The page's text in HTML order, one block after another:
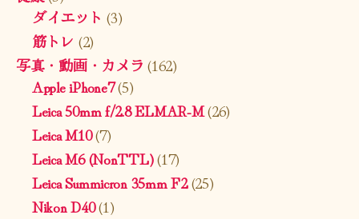
ダイエット (3)
筋トレ (2)
写真・動画・カメラ (162)
Apple iPhone7(5)
Leica 50mm f/2.8 ELMAR-M(26)
Leica M10(7)
Leica M6 (NonTTL)(17)
Leica Summicron 35mm F2(25)
Nikon D40(1)